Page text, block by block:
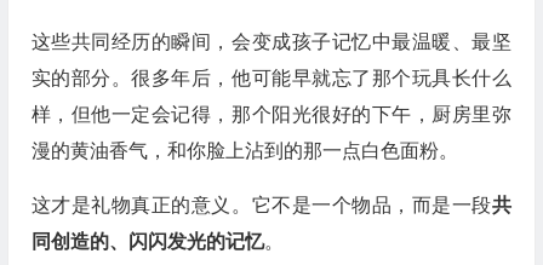
这些共同经历的瞬间，会变成孩子记忆中最温暖、最坚
实的部分。很多年后，他可能早就忘了那个玩具长什么
样，但他一定会记得，那个阳光很好的下午，厨房里弥
漫的黄油香气，和你脸上沾到的那一点白色面粉。
这才是礼物真正的意义。它不是一个物品，而是一段共
同创造的、闪闪发光的记忆。